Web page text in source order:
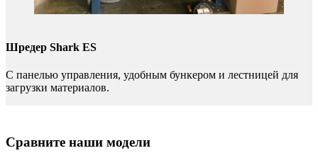
Шредер Shark ES
С панелью управления, удобным бункером и лестницей для
загрузки материалов.
Сравните наши модели